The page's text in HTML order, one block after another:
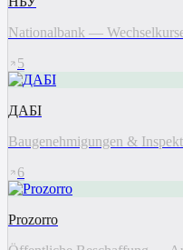
Nationalbank —
5
ДАБІ
Baugenehmigungen &
6
Prozorro